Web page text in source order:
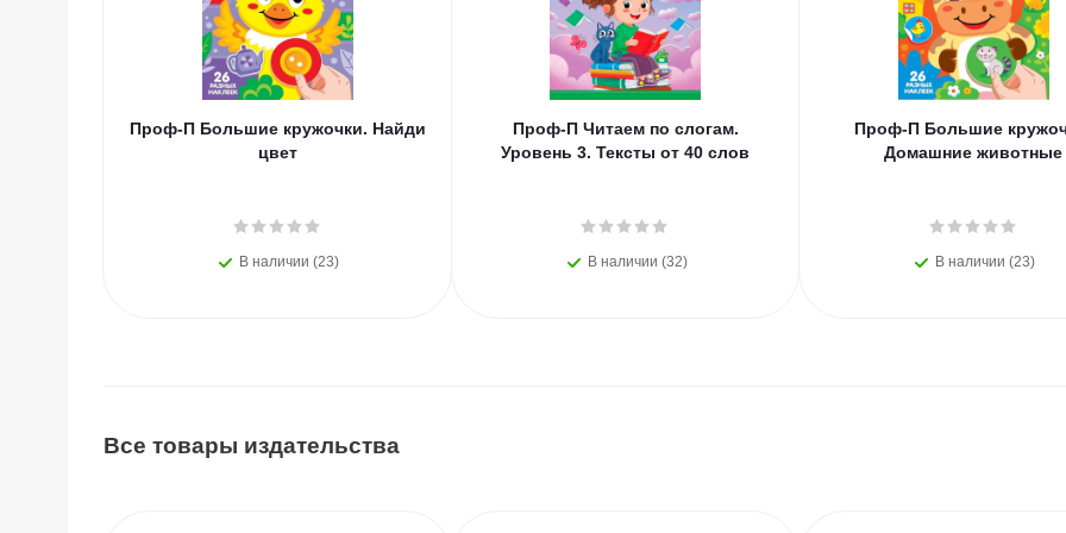
Проф-П Большие кружочки. Найди
цвет
В наличии (23)
Проф-П Читаем по слогам.
Уровень 3. Тексты от 40 слов
В наличии (32)
Проф-П Большие
Домашние животные
В наличии (23)
Все товары издательства